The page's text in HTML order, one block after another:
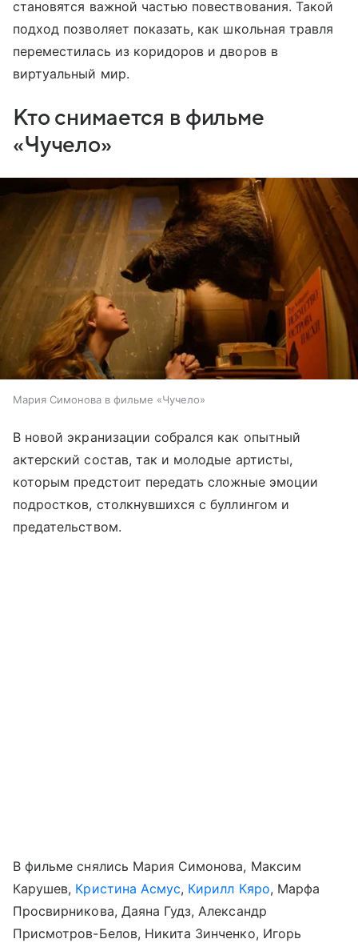
становятся важной частью повествования. Такой
подход позволяет показать, как школьная травля
переместилась из коридоров и дворов в
виртуальный мир.
Кто снимается в фильме
«Чучело»
Мария Симонова в фильме «Чучело»
В новой экранизации собрался как опытный
актерский состав, так и молодые артисты,
которым предстоит передать сложные эмоции
подростков, столкнувшихся с буллингом и
предательством.
В фильме снялись Мария Симонова, Максим
Карушев, Кристина Асмус, Кирилл Кяро, Марфа
Просвирникова, Даяна Гудз, Александр
Присмотров-Белов, Никита Зинченко, Игорь